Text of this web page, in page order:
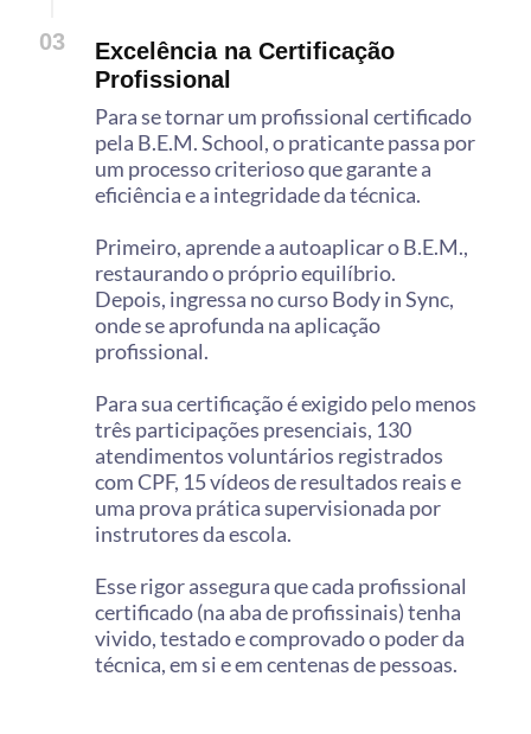
Excelência na Certificação
Profissional
Para se tornar um profissional certificado
pela B.E.M. School, o praticante passa por
um processo criterioso que garante a
eficiência e a integridade da técnica.
Primeiro, aprende a autoaplicar o B.E.M.,
restaurando o próprio equilíbrio.
Depois, ingressa no curso Body in Sync,
onde se aprofunda na aplicação
profissional.
Para sua certificação é exigido pelo menos
três participações presenciais, 130
atendimentos voluntários registrados
com CPF, 15 vídeos de resultados reais e
uma prova prática supervisionada por
instrutores da escola.
Esse rigor assegura que cada profissional
certificado (na aba de profissinais) tenha
vivido, testado e comprovado o poder da
técnica, em si e em centenas de pessoas.
03